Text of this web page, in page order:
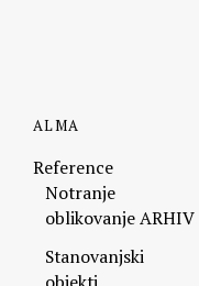
ALMA
Reference
Notranje
oblikovanje ARHIV
Stanovanjski